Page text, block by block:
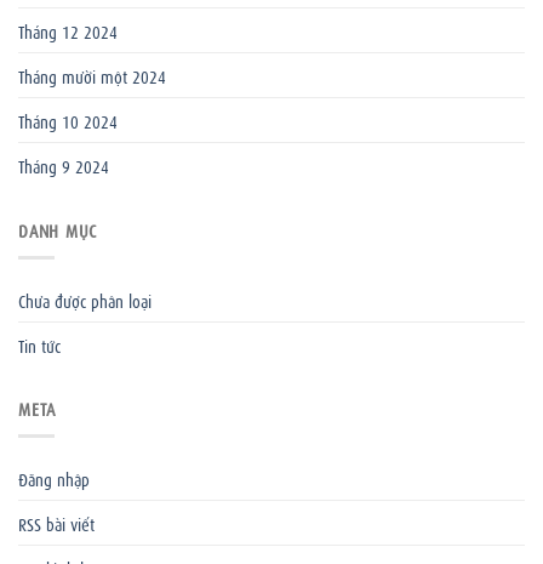
Tháng 12 2024
Tháng mười một 2024
Tháng 10 2024
Tháng 9 2024
DANH MỤC
Chưa được phân loại
Tin tức
META
Đăng nhập
RSS bài viết